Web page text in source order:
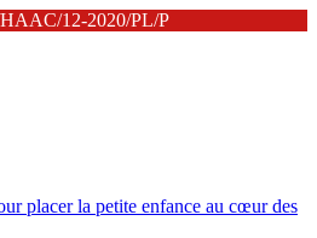
12-2020/PL/P
placer la petite enfance au cœur des